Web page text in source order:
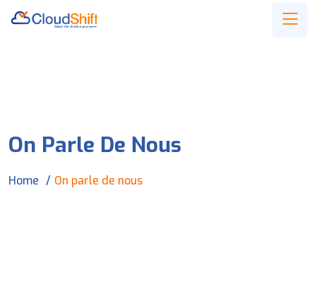
On Parle De Nous
Home On parle de nous